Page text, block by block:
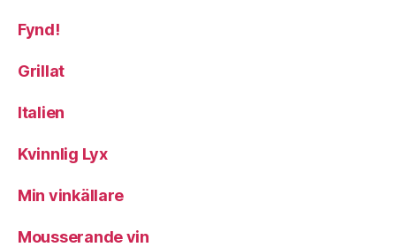
Fynd!
Grillat
Italien
Kvinnlig Lyx
Min vinkällare
Mousserande vin